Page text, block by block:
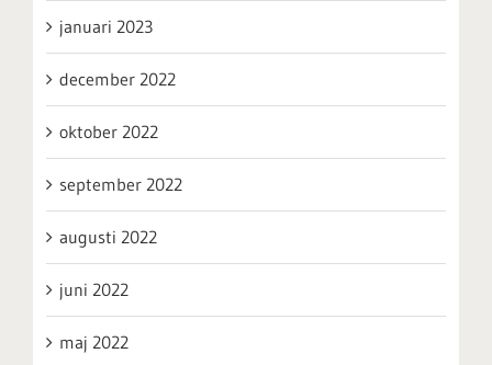
januari 2023
december 2022
oktober 2022
september 2022
augusti 2022
juni 2022
maj 2022